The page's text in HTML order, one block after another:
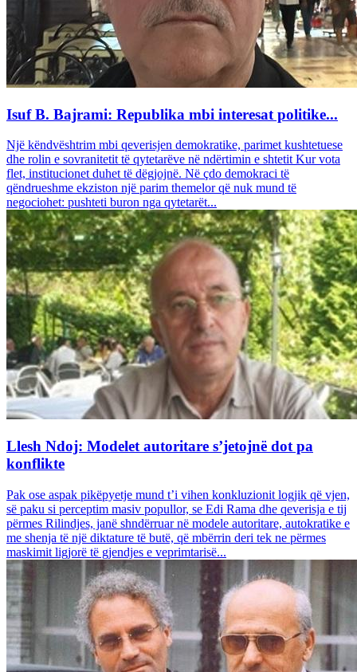
Isuf B. Bajrami: Republika mbi interesat politike...
Një këndvështrim mbi qeverisjen demokratike, parimet kushtetuese
dhe rolin e sovranitetit të qytetarëve në ndërtimin e shtetit Kur vota
flet, institucionet duhet të dëgjojnë. Në çdo demokraci të
qëndrueshme ekziston një parim themelor që nuk mund të
negociohet: pushteti buron nga qytetarët...
Llesh Ndoj: Modelet autoritare s’jetojnë dot pa
konflikte
Pak ose aspak pikëpyetje mund t’i vihen konkluzionit logjik që vjen,
së paku si perceptim masiv popullor, se Edi Rama dhe qeverisja e tij
përmes Rilindjes, janë shndërruar në modele autoritare, autokratike e
me shenja të një diktature të butë, që mbërrin deri tek ne përmes
maskimit ligjorë të gjendjes e veprimtarisë...